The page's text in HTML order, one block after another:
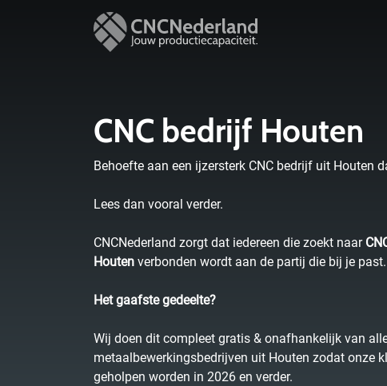
CNC bedrijf Houten
Behoefte aan een ijzersterk CNC bedrijf uit Houten
Lees dan vooral verder.
CNCNederland zorgt dat iedereen die zoekt naar
Houten verbonden wordt aan de partij die bij je past.
Het gaafste gedeelte?
Wij doen dit compleet gratis & onafhankelijk van
metaalbewerkingsbedrijven uit Houten zodat onze
geholpen worden in 2026 en verder.